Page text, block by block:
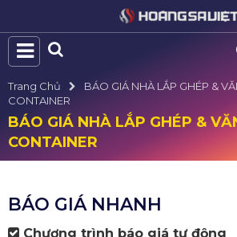
Trang Chủ
BÁO GIÁ NHÀ LẮP GHÉP &
CONTAINER
BÁO GIÁ NHÀ LẮP GHÉP &
CONTAINER
BÁO GIÁ NHANH
Chương trình báo giá tự động